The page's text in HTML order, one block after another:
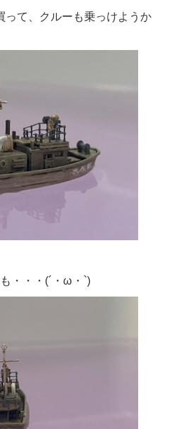
って、クルーも乗っけようか
・・・(´・ω・`)